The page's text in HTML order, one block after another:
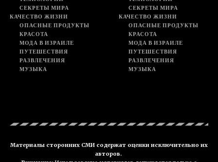
СЕКРЕТЫ МИРА
КАЧЕСТВО ЖИЗНИ
ОПАСНЫЕ ПРОДУКТЫ
КРАСОТА
МОДА В ИЗРАИЛЕ
ПУТЕШЕСТВИЯ
РАЗВЛЕЧЕНИЯ
МУЗЫКА
СЕКРЕТЫ МИРА
КАЧЕСТВО ЖИЗНИ
ОПАСНЫЕ ПРОДУКТЫ
КРАСОТА
МОДА В ИЗРАИЛЕ
ПУТЕШЕСТВИЯ
РАЗВЛЕЧЕНИЯ
МУЗЫКА
Материалы сторонних СМИ содержат оценки исключительно их
авторов.